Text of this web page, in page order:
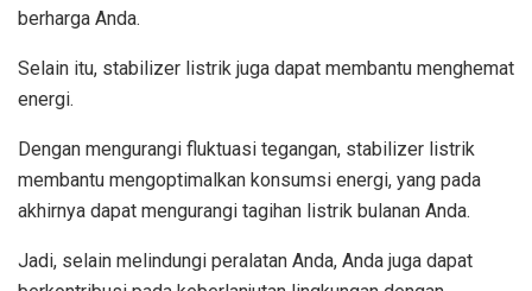
berharga Anda.
Selain itu, stabilizer listrik juga dapat membantu menghemat
energi.
Dengan mengurangi fluktuasi tegangan, stabilizer listrik
membantu mengoptimalkan konsumsi energi, yang pada
akhirnya dapat mengurangi tagihan listrik bulanan Anda.
Jadi, selain melindungi peralatan Anda, Anda juga dapat